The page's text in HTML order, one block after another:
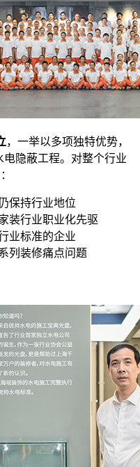
，一举以多项独特优势，
隐蔽工程。对整个行业
保持行业地位
装行业职业化先驱
业标准的企业
列装修痛点问题